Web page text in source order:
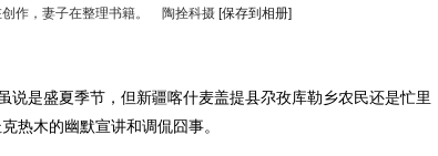
创作，妻子在整理书籍。 陶拴科摄 [保存到相册]
是盛夏季节，但新疆喀什麦盖提县尕孜库勒乡农民还是忙里
热木的幽默宣讲和调侃囧事。